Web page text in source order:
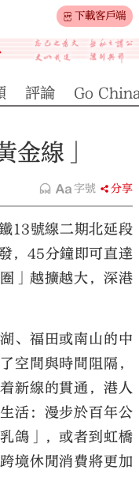
下載客戶端
評論 Go
線」
字號 分享
13號線二期北延段
，45分鐘即可直達
」越擴越大，深港
、福田或南山的中
空間與時間阻隔，
新線的貫通，港人
活：漫步於百年公
鴿」，或者到虹橋
境休閒消費將更加